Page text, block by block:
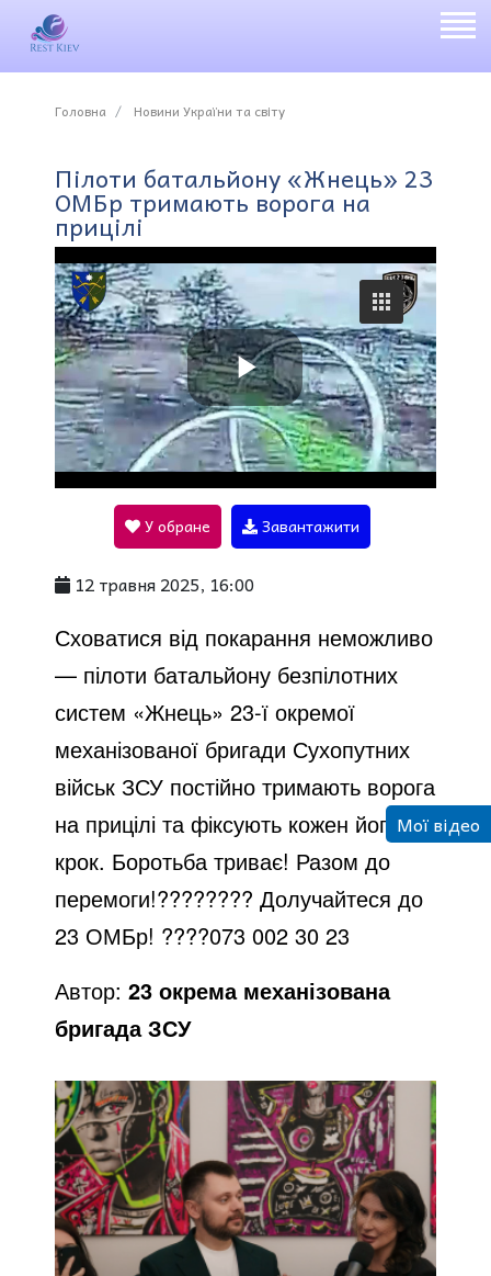
Головна Новини України та світу
Пілоти батальйону «Жнець» 23
ОМБр тримають ворога на
прицілі
P
l
a
y
V
i
d
e
o
У обране Завантажити
12 травня 2025, 16:00
Сховатися від покарання неможливо
— пілоти батальйону безпілотних
систем «Жнець» 23-ї окремої
механізованої бригади Сухопутних
військ ЗСУ постійно тримають ворога
на прицілі та фіксують кожен його
крок. Боротьба триває! Разом до
перемоги!???????? Долучайтеся до
23 ОМБр! ????073 002 30 23
Автор:23 окрема механізована
бригада ЗСУ
Мої відео